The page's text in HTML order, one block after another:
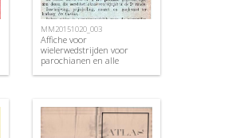
MM20151020_003
Affiche voor
wielerwedstrijden voor
parochianen en alle